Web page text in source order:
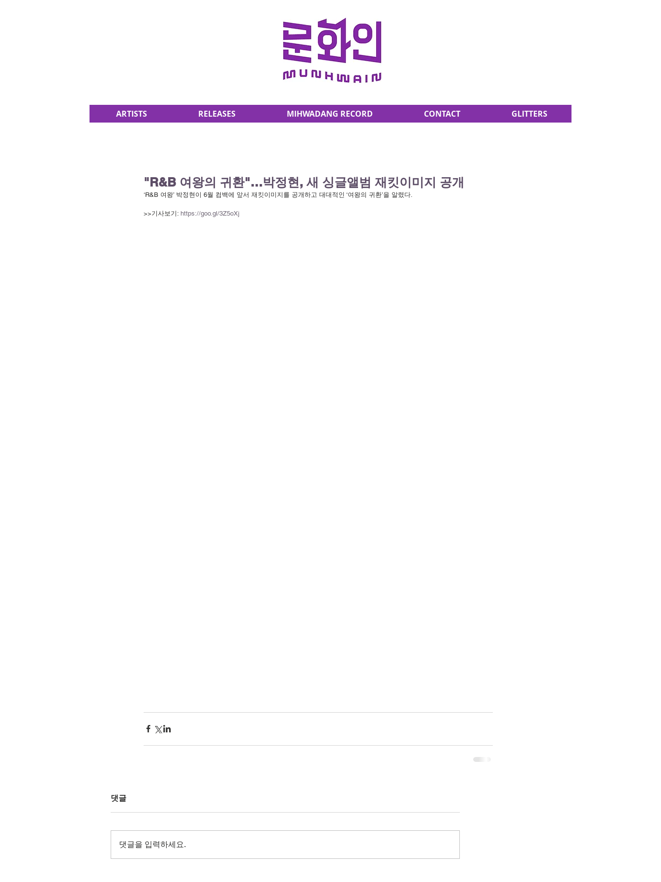
ARTISTS RELEASES MIHWADANG RECORD CONTACT GLITTERS
"R&B 여왕의 귀환"…박정현, 새 싱글앨범 재킷이미지 공개
‘R&B 여왕’ 박정현이 6월 컴백에 앞서 재킷이미지를 공개하고 대대적인 ‘여왕의 귀환’을 알렸다.
>>기사보기: https://goo.gl/3Z5oXj
댓글
댓글을 입력하세요.